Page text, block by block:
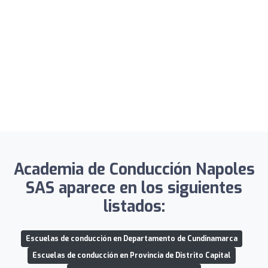
Academia de Conducción Napoles
SAS aparece en los siguientes
listados:
Escuelas de conducción en Departamento de Cundinamarca
Escuelas de conducción en Provincia de Distrito Capital